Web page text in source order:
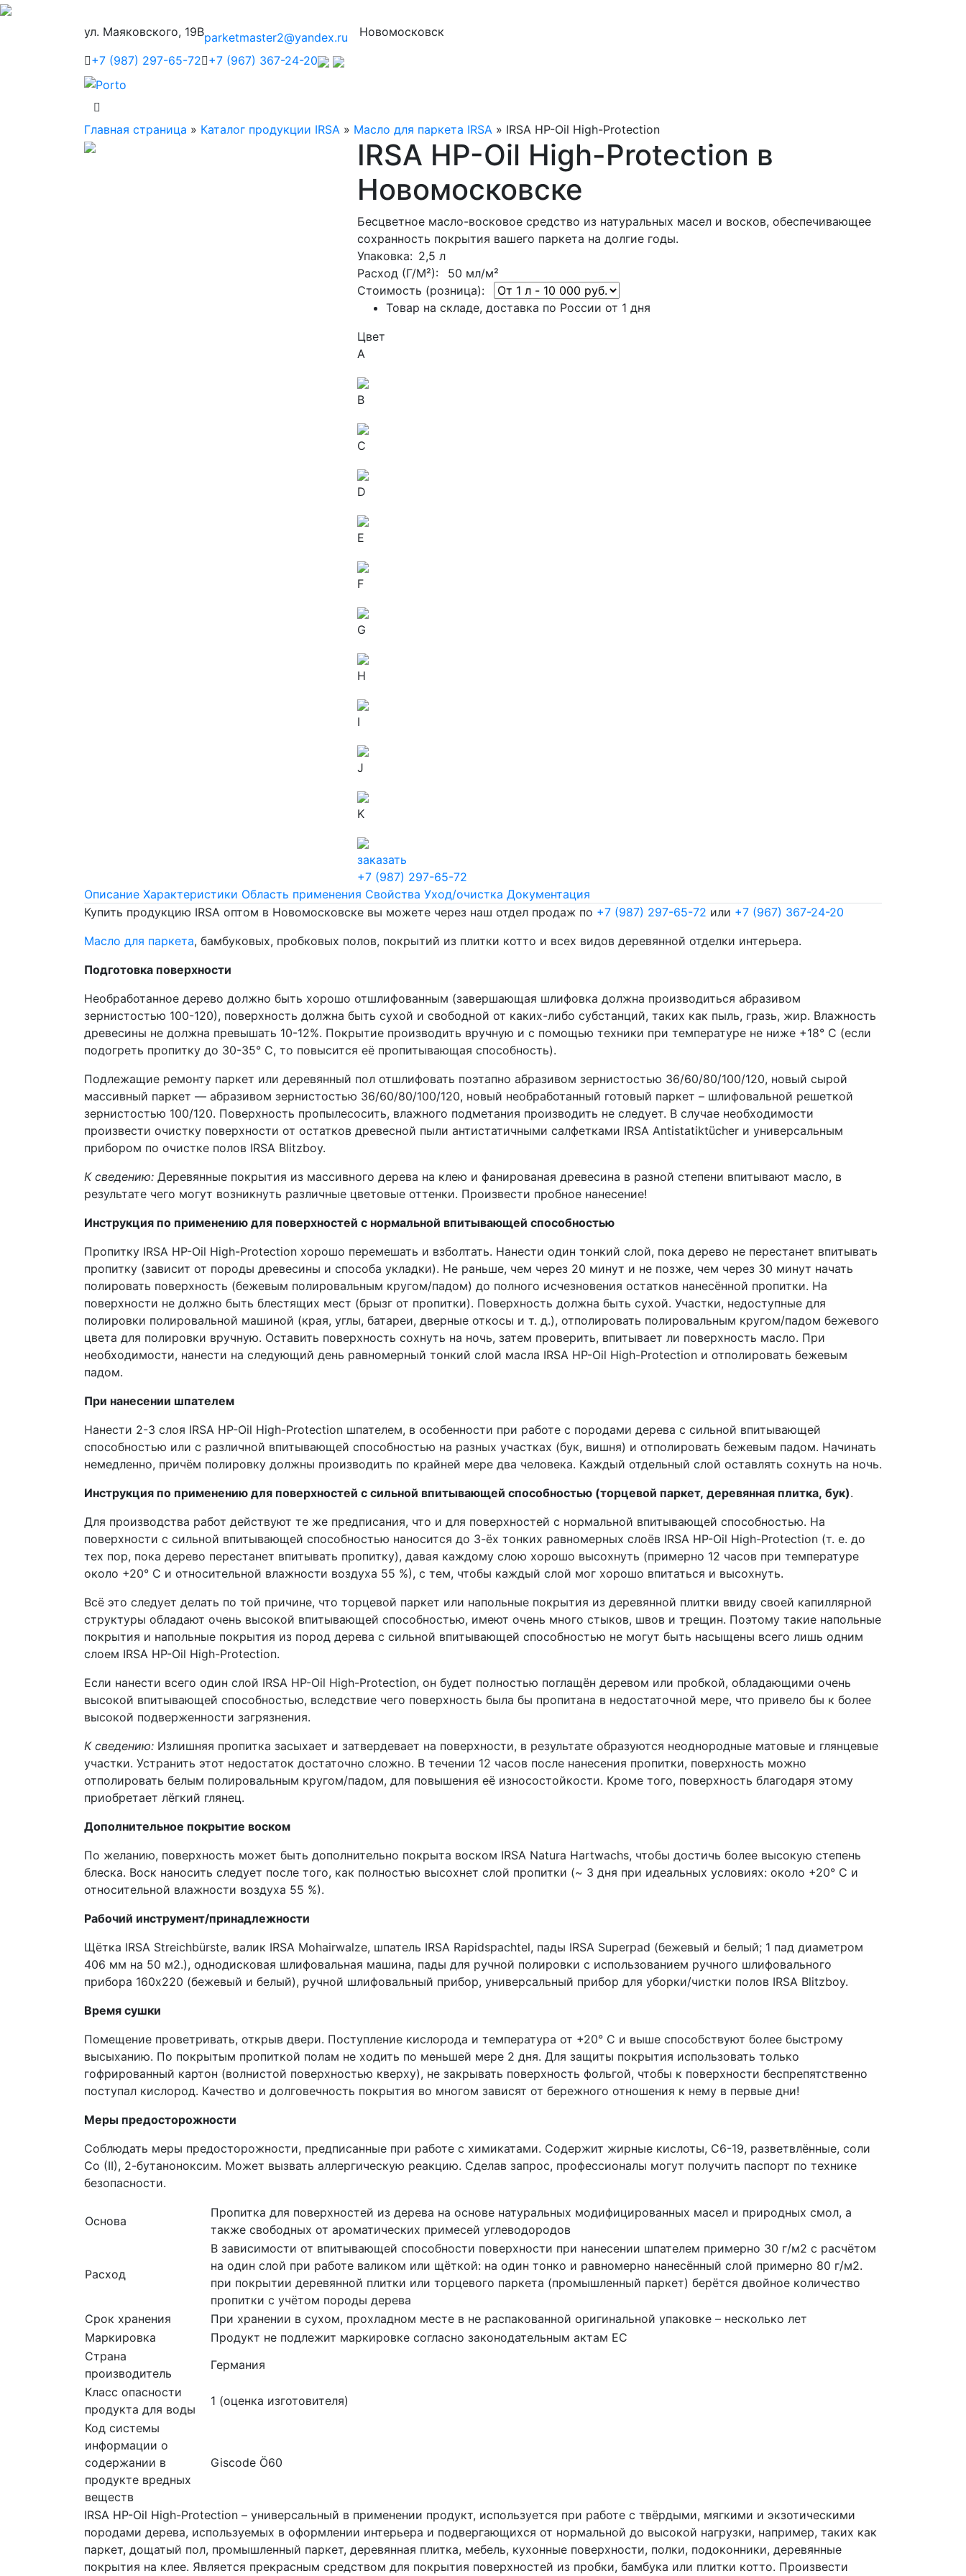
ул. Маяковского, 19Вparketmaster2@yandex.ru
Новомосковск
+7 (987) 297-65-72 +7 (967) 367-24-20
Главная страница » Каталог продукции IRSA » Масло для паркета IRSA » IRSA HP-Oil High-Protection
IRSA HP-Oil High-Protection в
Новомосковске
Бесцветное масло-восковое средство из натуральных масел и восков, обеспечивающее
сохранность покрытия вашего паркета на долгие годы.
Упаковка: 2,5 л
Расход (Г/М²): 50 мл/м²
Стоимость (розница):
Товар на складе, доставка по России от 1 дня
Цвет
A
B
C
D
E
F
G
H
I
J
K
заказать
+7 (987) 297-65-72
Описание Характеристики Область применения Свойства Уход/очистка Документация
Купить продукцию IRSA оптом в Новомосковске вы можете через наш отдел продаж по +7 (987) 297-65-72 или +7 (967) 367-24-20
Масло для паркета, бамбуковых, пробковых полов, покрытий из плитки котто и всех видов деревянной отделки интерьера.
Подготовка поверхности
Необработанное дерево должно быть хорошо отшлифованным (завершающая шлифовка должна производиться абразивом
зернистостью 100-120), поверхность должна быть сухой и свободной от каких-либо субстанций, таких как пыль, гразь, жир. Влажность
древесины не должна превышать 10-12%. Покрытие производить вручную и с помощью техники при температуре не ниже +18° C (если
подогреть пропитку до 30-35° C, то повысится её пропитывающая способность).
Подлежащие ремонту паркет или деревянный пол отшлифовать поэтапно абразивом зернистостью 36/60/80/100/120, новый сырой
массивный паркет — абразивом зернистостью 36/60/80/100/120, новый необработанный готовый паркет – шлифовальной решеткой
зернистостью 100/120. Поверхность пропылесосить, влажного подметания производить не следует. В случае необходимости
произвести очистку поверхности от остатков древесной пыли антистатичными салфетками IRSA Antistatiktücher и универсальным
прибором по очистке полов IRSA Blitzboy.
К сведению: Деревянные покрытия из массивного дерева на клею и фанированая древесина в разной степени впитывают масло, в
результате чего могут возникнуть различные цветовые оттенки. Произвести пробное нанесение!
Инструкция по применению для поверхностей с нормальной впитывающей способностью
Пропитку IRSA HP-Oil High-Protection хорошо перемешать и взболтать. Нанести один тонкий слой, пока дерево не перестанет впитывать
пропитку (зависит от породы древесины и способа укладки). Не раньше, чем через 20 минут и не позже, чем через 30 минут начать
полировать поверхность (бежевым полировальным кругом/падом) до полного исчезновения остатков нанесённой пропитки. На
поверхности не должно быть блестящих мест (брызг от пропитки). Поверхность должна быть сухой. Участки, недоступные для
полировки полировальной машиной (края, углы, батареи, дверные откосы и т. д.), отполировать полировальным кругом/падом бежевого
цвета для полировки вручную. Оставить поверхность сохнуть на ночь, затем проверить, впитывает ли поверхность масло. При
необходимости, нанести на следующий день равномерный тонкий слой масла IRSA HP-Oil High-Protection и отполировать бежевым
падом.
При нанесении шпателем
Нанести 2-3 слоя IRSA HP-Oil High-Protection шпателем, в особенности при работе с породами дерева с сильной впитывающей
способностью или с различной впитывающей способностью на разных участках (бук, вишня) и отполировать бежевым падом. Начинать
немедленно, причём полировку должны производить по крайней мере два человека. Каждый отдельный слой оставлять сохнуть на ночь.
Инструкция по применению для поверхностей с сильной впитывающей способностью (торцевой паркет, деревянная плитка, бук).
Для производства работ действуют те же предписания, что и для поверхностей с нормальной впитывающей способностью. На
поверхности с сильной впитывающей способностью наносится до 3-ёх тонких равномерных слоёв IRSA HP-Oil High-Protection (т. е. до
тех пор, пока дерево перестанет впитывать пропитку), давая каждому слою хорошо высохнуть (примерно 12 часов при температуре
около +20° C и относительной влажности воздуха 55 %), с тем, чтобы каждый слой мог хорошо впитаться и высохнуть.
Всё это следует делать по той причине, что торцевой паркет или напольные покрытия из деревянной плитки ввиду своей капиллярной
структуры обладают очень высокой впитывающей способностью, имеют очень много стыков, швов и трещин. Поэтому такие напольные
покрытия и напольные покрытия из пород дерева с сильной впитывающей способностью не могут быть насыщены всего лишь одним
слоем IRSA HP-Oil High-Protection.
Если нанести всего один слой IRSA HP-Oil High-Protection, он будет полностью поглащён деревом или пробкой, обладающими очень
высокой впитывающей способностью, вследствие чего поверхность была бы пропитана в недостаточной мере, что привело бы к более
высокой подверженности загрязнения.
К сведению: Излишняя пропитка засыхает и затвердевает на поверхности, в результате образуются неоднородные матовые и глянцевые
участки. Устранить этот недостаток достаточно сложно. В течении 12 часов после нанесения пропитки, поверхность можно
отполировать белым полировальным кругом/падом, для повышения её износостойкости. Кроме того, поверхность благодаря этому
приобретает лёгкий глянец.
Дополнительное покрытие воском
По желанию, поверхность может быть дополнительно покрыта воском IRSA Natura Hartwachs, чтобы достичь более высокую степень
блеска. Воск наносить следует после того, как полностью высохнет слой пропитки (~ 3 дня при идеальных условиях: около +20° C и
относительной влажности воздуха 55 %).
Рабочий инструмент/принадлежности
Щётка IRSA Streichbürste, валик IRSA Mohairwalze, шпатель IRSA Rapidspachtel, пады IRSA Superpad (бежевый и белый; 1 пад диаметром
406 мм на 50 м2.), однодисковая шлифовальная машина, пады для ручной полировки с использованием ручного шлифовального
прибора 160х220 (бежевый и белый), ручной шлифовальный прибор, универсальный прибор для уборки/чистки полов IRSA Blitzboy.
Время сушки
Помещение проветривать, открыв двери. Поступление кислорода и температура от +20° C и выше способствуют более быстрому
высыханию. По покрытым пропиткой полам не ходить по меньшей мере 2 дня. Для защиты покрытия использовать только
гофрированный картон (волнистой поверхностью кверху), не закрывать поверхность фольгой, чтобы к поверхности беспрепятственно
поступал кислород. Качество и долговечность покрытия во многом зависят от бережного отношения к нему в первые дни!
Меры предосторожности
Соблюдать меры предосторожности, предписанные при работе с химикатами. Содержит жирные кислоты, С6-19, разветвлённые, соли
Co (II), 2-бутаноноксим. Может вызвать аллергическую реакцию. Сделав запрос, профессионалы могут получить паспорт по технике
безопасности.
Основа
Пропитка для поверхностей из дерева на основе натуральных модифицированных масел и природных смол, а
также свободных от ароматических примесей углеводородов
Расход
В зависимости от впитывающей способности поверхности при нанесении шпателем примерно 30 г/м2 с расчётом
на один слой при работе валиком или щёткой: на один тонко и равномерно нанесённый слой примерно 80 г/м2.
при покрытии деревянной плитки или торцевого паркета (промышленный паркет) берётся двойное количество
пропитки с учётом породы дерева
Срок хранения
При хранении в сухом, прохладном месте в не распакованной оригинальной упаковке – несколько лет
Маркировка
Продукт не подлежит маркировке согласно законодательным актам ЕС
Страна
производитель
Германия
Класс опасности
продукта для воды
1 (оценка изготовителя)
Код системы
информации о
содержании в
продукте вредных
веществ
Giscode Ö60
IRSA HP-Oil High-Protection – универсальный в применении продукт, используется при работе с твёрдыми, мягкими и экзотическими
породами дерева, используемых в оформлении интерьера и подвергающихся от нормальной до высокой нагрузки, например, таких как
паркет, дощатый пол, промышленный паркет, деревянная плитка, мебель, кухонные поверхности, полки, подоконники, деревянные
покрытия на клее. Является прекрасным средством для покрытия поверхностей из пробки, бамбука или плитки котто. Произвести